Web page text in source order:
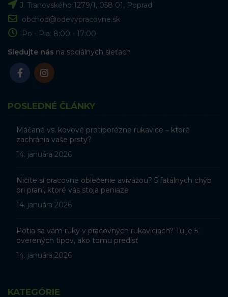
J. Tranovského 1279/1, 058 01, Poprad
obchod@odevypracovne.sk
Po - Pia: 8:00 - 17:00
Sledujte nás na sociálnych sieťach
POSLEDNÉ ČLÁNKY
Máčané vs. kovové protiporézne rukavice – ktoré
zachránia vaše prsty?
14. januára 2026
Ničíte si pracovné oblečenie avivážou? 5 fatálnych chýb
pri praní, ktoré vás stoja peniaze
14. januára 2026
Potia sa vám ruky v pracovných rukaviciach? Tu je 5
overených tipov, ako tomu predísť
14. januára 2026
KATEGÓRIE